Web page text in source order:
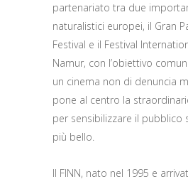
partenariato tra due
naturalistici europei, il Gran
Festival e il Festival
Namur, con l’obiettivo
un cinema non di denuncia
pone al centro la
per sensibilizzare il pubblico
più bello.
Il FINN, nato nel 1995 e